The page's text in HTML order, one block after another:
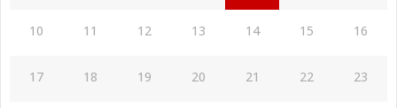
10 11 12 13 14 15 16
17 18 19 20 21 22 23